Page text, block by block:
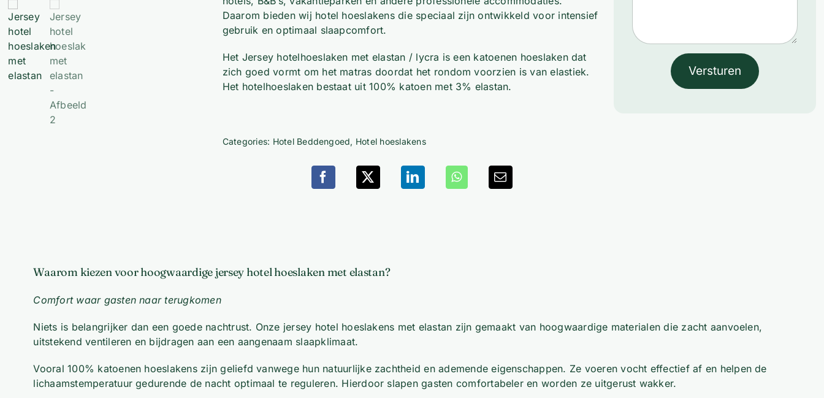
Daarom bieden wij hotel hoeslakens die speciaal zijn ontwikkeld voor intensief
gebruik en optimaal slaapcomfort.
Het Jersey hotelhoeslaken met elastan / lycra is een katoenen hoeslaken dat
zich goed vormt om het matras doordat het rondom voorzien is van elastiek.
Het hotelhoeslaken bestaat uit 100% katoen met 3% elastan.
Categories: Hotel Beddengoed, Hotel hoeslakens
Versturen
Waarom kiezen voor hoogwaardige jersey hotel hoeslaken met elastan?
Comfort waar gasten naar terugkomen
Niets is belangrijker dan een goede nachtrust. Onze jersey hotel hoeslakens met elastan zijn gemaakt van hoogwaardige materialen die zacht aanvoelen,
uitstekend ventileren en bijdragen aan een aangenaam slaapklimaat.
Vooral 100% katoenen hoeslakens zijn geliefd vanwege hun natuurlijke zachtheid en ademende eigenschappen. Ze voeren vocht effectief af en helpen de
lichaamstemperatuur gedurende de nacht optimaal te reguleren. Hierdoor slapen gasten comfortabeler en worden ze uitgerust wakker.